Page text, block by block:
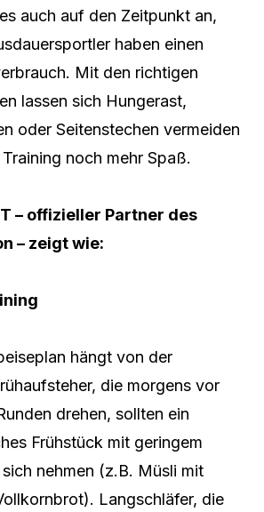
auch auf den Zeitpunkt an,
haben einen
Mit den richtigen
lassen sich Hungerast,
oder Seitenstechen vermeiden
noch mehr Spaß.
– offizieller Partner des
– zeigt wie:
hängt von der
die morgens vor
drehen, sollten ein
Frühstück mit geringem
nehmen (z.B. Müsli mit
Langschläfer, die